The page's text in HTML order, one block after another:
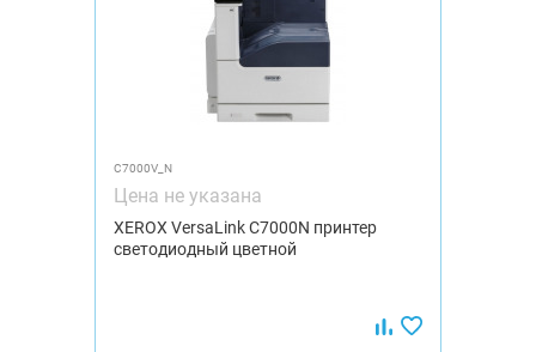
C7000V_N
Цена не указана
XEROX VersaLink C7000N принтер
светодиодный цветной